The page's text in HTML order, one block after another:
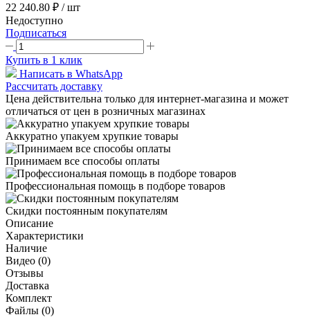
22 240.80 ₽ / шт
Недоступно
Подписаться
Купить в 1 клик
Написать в WhatsApp
Рассчитать доставку
Цена действительна только для интернет-магазина и может
отличаться от цен в розничных магазинах
Аккуратно упакуем хрупкие товары
Принимаем все способы оплаты
Профессиональная помощь в подборе товаров
Скидки постоянным покупателям
Описание
Характеристики
Наличие
Видео (0)
Отзывы
Доставка
Комплект
Файлы (0)